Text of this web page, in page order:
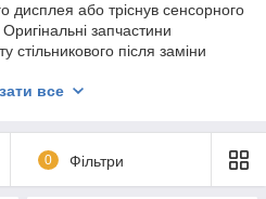
дисплея або тріснув сенсорного
запчастини
стільникового після заміни
є ОРИГІНАЛЬНИМ
180 днів.
все
0 Фільтри